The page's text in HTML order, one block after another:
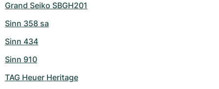
Grand Seiko SBGH201
Sinn 358 sa
Sinn 434
Sinn 910
TAG Heuer Heritage